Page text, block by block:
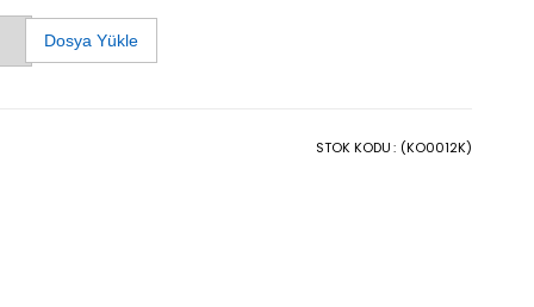
Dosya Yükle
STOK KODU (KO0012K)